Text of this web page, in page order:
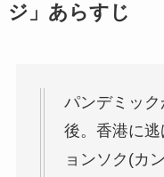
ジ」あらすじ
パンデミッ
後。香港に
ョンソク(カ